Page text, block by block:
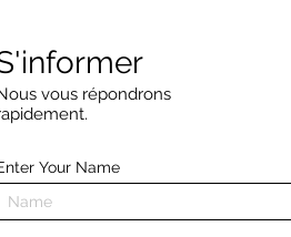
vous répondrons
Your Name